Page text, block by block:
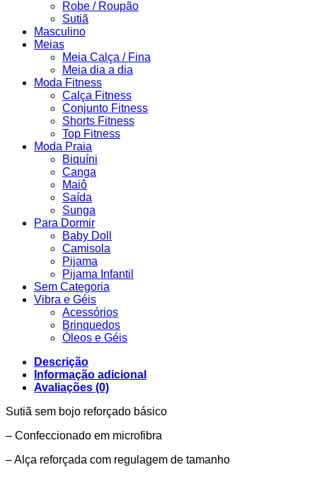
Robe / Roupão
Sutiã
Masculino
Meias
Meia Calça / Fina
Meia dia a dia
Moda Fitness
Calça Fitness
Conjunto Fitness
Shorts Fitness
Top Fitness
Moda Praia
Biquíni
Canga
Maiô
Saída
Sunga
Para Dormir
Baby Doll
Camisola
Pijama
Pijama Infantil
Sem Categoria
Vibra e Géis
Acessórios
Brinquedos
Óleos e Géis
Descrição
Informação adicional
Avaliações (0)
Sutiã sem bojo reforçado básico
– Confeccionado em microfibra
– Alça reforçada com regulagem de tamanho